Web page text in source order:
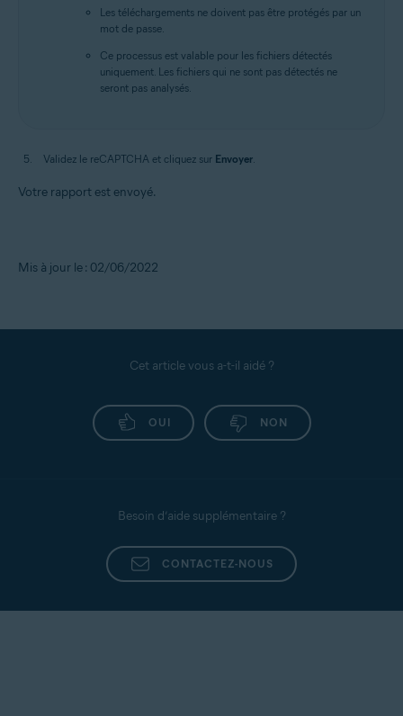
Les téléchargements ne doivent pas être protégés par un
mot de passe.
Ce processus est valable pour les fichiers détectés
uniquement. Les fichiers qui ne sont pas détectés ne
seront pas analysés.
Validez le reCAPTCHA et cliquez sur Envoyer.
Votre rapport est envoyé.
Mis à jour le : 02/06/2022
Cet article vous a-t-il aidé ?
OUI NON
Besoin d’aide supplémentaire ?
CONTACTEZ-NOUS